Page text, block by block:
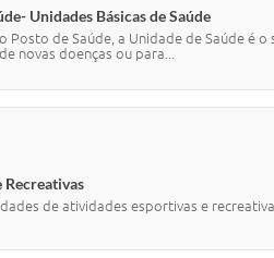
Unidades Básicas de Saúde
Posto de Saúde, a Unidade de Saúde é
novas doenças ou para...
Recreativas
de atividades esportivas e